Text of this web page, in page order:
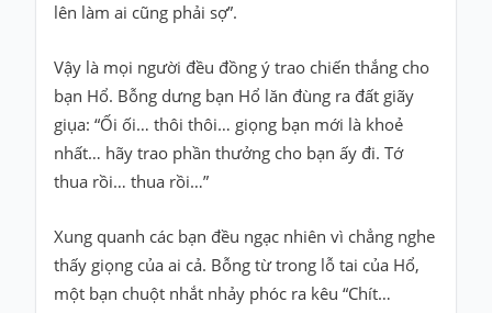
lên làm ai cũng phải sợ”.
Vậy là mọi người đều đồng ý trao chiến thắng cho
bạn Hổ. Bỗng dưng bạn Hổ lăn đùng ra đất giãy
giụa: “Ối ối… thôi thôi… giọng bạn mới là khoẻ
nhất… hãy trao phần thưởng cho bạn ấy đi. Tớ
thua rồi… thua rồi…”
Xung quanh các bạn đều ngạc nhiên vì chẳng nghe
thấy giọng của ai cả. Bỗng từ trong lỗ tai của Hổ,
một bạn chuột nhắt nhảy phóc ra kêu “Chít…